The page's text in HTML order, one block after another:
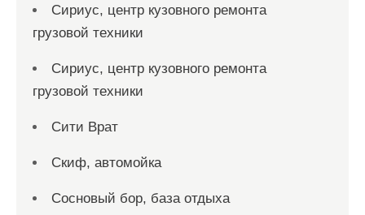
Сириус, центр кузовного ремонта
грузовой техники
Сириус, центр кузовного ремонта
грузовой техники
Сити Врат
Скиф, автомойка
Сосновый бор, база отдыха